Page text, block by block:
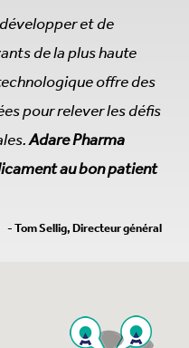
et de
de la plus haute
offre des
pour relever les défis
Adare Pharma
au bon patient
- Tom Sellig, Directeur général